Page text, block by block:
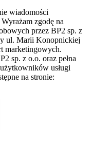
wiadomości
zgodę na
przez BP2 sp. z
ul. Marii Konopnickiej
marketingowych.
sp. z o.o. oraz pełna
usługi
na stronie: